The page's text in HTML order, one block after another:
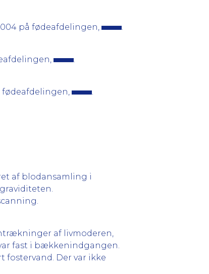
på fødeafdelingen, .
.
fødeafdelingen, .
af blodansamling i
af livmoderen,
fast i bækkenindgangen.
fostervand. Der var ikke